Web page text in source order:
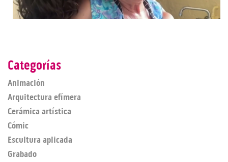
Categorías
Animación
Arquitectura efímera
Cerámica artística
Cómic
Escultura aplicada
Grabado